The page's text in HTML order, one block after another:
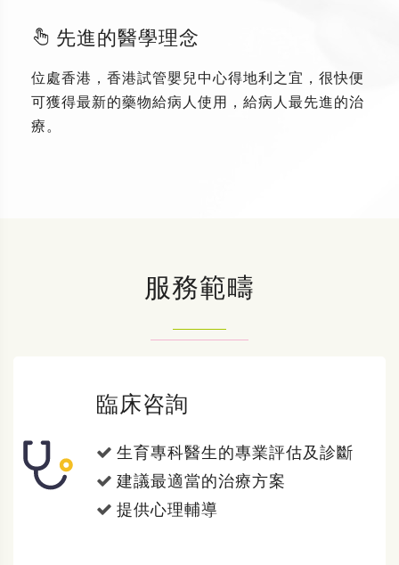
先進的醫學理念
位處香港，香港試管嬰兒中心得地利之宜，很快便
可獲得最新的藥物給病人使用，給病人最先進的治
療。
服務範疇
臨床咨詢
生育專科醫生的專業評估及診斷
建議最適當的治療方案
提供心理輔導